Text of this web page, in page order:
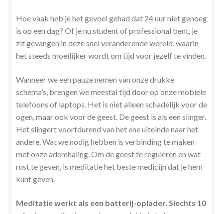
Hoe vaak heb je het gevoel gehad dat 24 uur niet genoeg
is op een dag? Of je nu student of professional bent, je
zit gevangen in deze snel veranderende wereld, waarin
het steeds moeilijker wordt om tijd voor jezelf te vinden.
Wanneer we een pauze nemen van onze drukke
schema’s, brengen we meestal tijd door op onze mobiele
telefoons of laptops. Het is niet alleen schadelijk voor de
ogen, maar ook voor de geest. De geest is als een slinger.
Het slingert voortdurend van het ene uiteinde naar het
andere. Wat we nodig hebben is verbinding te maken
met onze ademhaling. Om de geest te reguleren en wat
rust te geven, is meditatie het beste medicijn dat je hem
kunt geven.
Meditatie werkt als een batterij-oplader Slechts 10